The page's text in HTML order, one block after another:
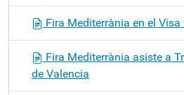
Fira Mediterrània en el
Fira Mediterrània asiste a
de Valencia